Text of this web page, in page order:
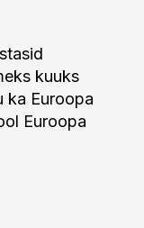
kuuks
ka Euroopa
Euroopa